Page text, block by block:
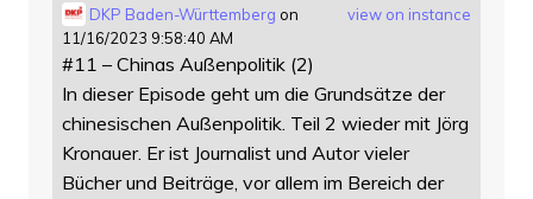
view on instance
DKP Baden-Württemberg on
11/16/2023 9:58:40 AM
#11 – Chinas Außenpolitik (2)
In dieser Episode geht um die Grundsätze der
chinesischen Außenpolitik. Teil 2 wieder mit Jörg
Kronauer. Er ist Journalist und Autor vieler
Bücher und Beiträge, vor allem im Bereich der